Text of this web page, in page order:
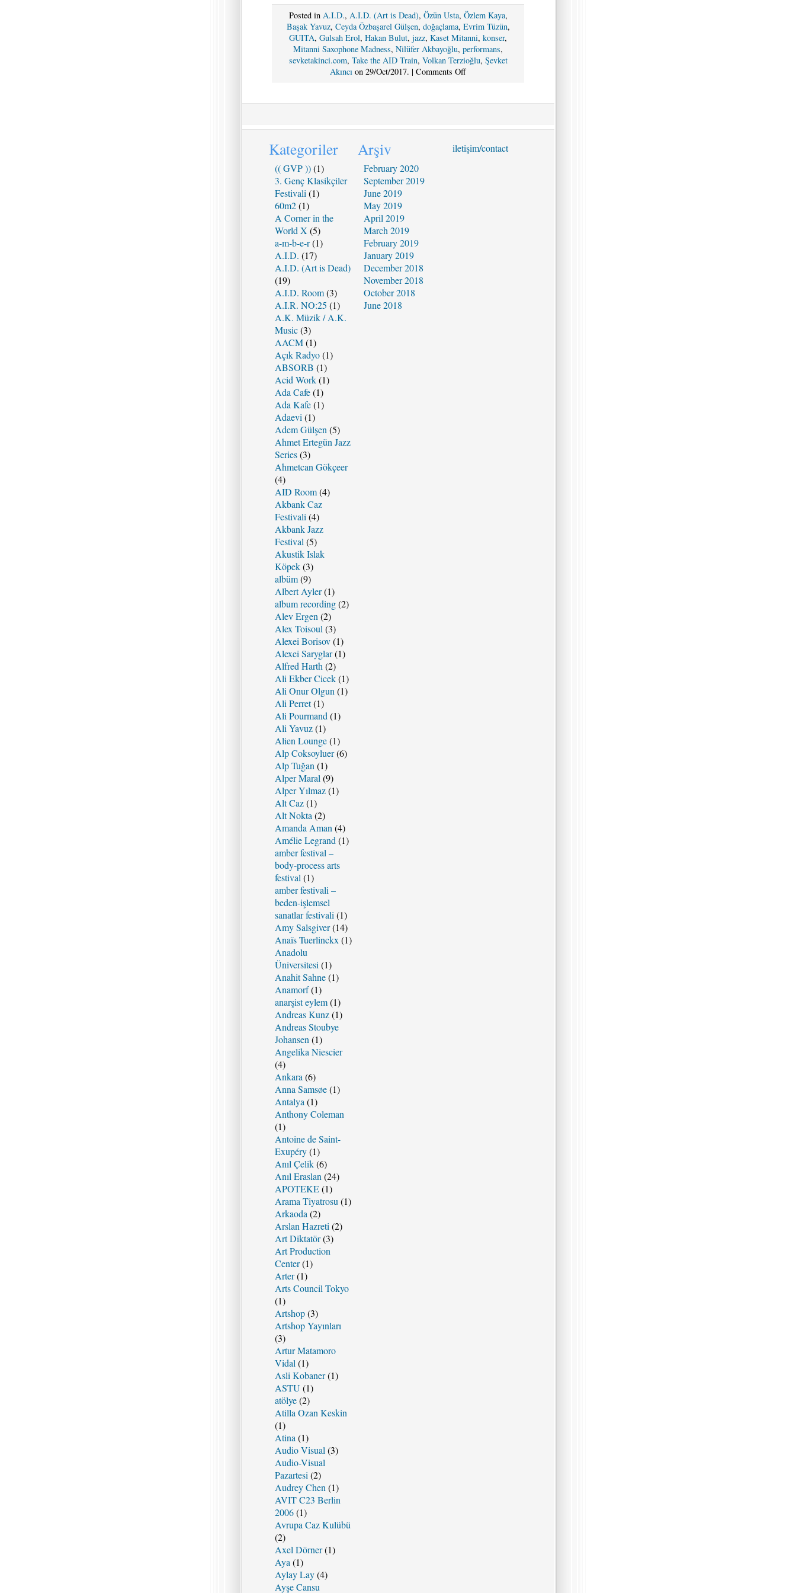
Posted in A.I.D., A.I.D. (Art is Dead), Özün Usta, Özlem Kaya,
Başak Yavuz, Ceyda Özbaşarel Gülşen, doğaçlama, Evrim Tüzün,
GUITA, Gulsah Erol, Hakan Bulut, jazz, Kaset Mitanni, konser,
Mitanni Saxophone Madness, Nilüfer Akbayoğlu, performans,
sevketakinci.com, Take the AID Train, Volkan Terzioğlu, Şevket
Akıncı on 29/Oct/2017. | Comments Offon
SALI
EKIM
Take
AID
Kategoriler
(( GVP ))(1)
3. Genç Klasikçiler
Festivali (1)
60m2(1)
A Corner in the
World X (5)
a-m-b-e-r(1)
A.I.D. (17)
A.I.D. (Art is Dead)
(19)
A.I.D. Room(3)
A.I.R. NO:25 (1)
A.K. Müzik / A.K.
Music(3)
AACM(1)
Açık Radyo(1)
ABSORB (1)
Acid Work(1)
Ada Cafe(1)
Ada Kafe(1)
Adaevi (1)
Adem Gülşen (5)
Ahmet Ertegün Jazz
Series(3)
Ahmetcan Gökçeer
(4)
AID Room(4)
Akbank Caz
Festivali (4)
Akbank Jazz
Festival (5)
Akustik Islak
Köpek(3)
albüm(9)
Albert Ayler(1)
album recording(2)
Alev Ergen (2)
Alex Toisoul (3)
Alexei Borisov(1)
Alexei Saryglar(1)
Alfred Harth (2)
Ali Ekber Cicek(1)
Ali Onur Olgun (1)
Ali Perret(1)
Ali Pourmand (1)
Ali Yavuz(1)
Alien Lounge(1)
Alp Coksoyluer(6)
Alp Tuğan (1)
Alper Maral (9)
Alper Yılmaz(1)
Alt Caz(1)
Alt Nokta (2)
Amanda Aman (4)
Amélie Legrand (1)
amber festival –
body-process arts
festival (1)
amber festivali –
beden-işlemsel
sanatlar festivali (1)
Amy Salsgiver(14)
Anaïs Tuerlinckx (1)
Anadolu
Üniversitesi (1)
Anahit Sahne(1)
Anamorf(1)
anarşist eylem(1)
Andreas Kunz(1)
Andreas Stoubye
Johansen (1)
Angelika Niescier
(4)
Ankara (6)
Anna Samsøe(1)
Antalya (1)
Anthony Coleman
(1)
Antoine de Saint-
Exupéry(1)
Anıl Çelik(6)
Anıl Eraslan (24)
APOTEKE(1)
Arama Tiyatrosu (1)
Arkaoda (2)
Arslan Hazreti (2)
Art Diktatör(3)
Art Production
Center(1)
Arter(1)
Arts Council Tokyo
(1)
Artshop(3)
Artshop Yayınları
(3)
Artur Matamoro
Vidal (1)
Asli Kobaner(1)
ASTU (1)
atölye(2)
Atilla Ozan Keskin
(1)
Atina (1)
Audio Visual (3)
Audio-Visual
Pazartesi (2)
Audrey Chen (1)
AVIT C23 Berlin
2006(1)
Avrupa Caz Kulübü
(2)
Axel Dörner(1)
Aya (1)
Aylay Lay(4)
Ayşe Cansu
Arşiv
February 2020
September 2019
June 2019
May 2019
April 2019
March 2019
February 2019
January 2019
December 2018
November 2018
October 2018
June 2018
iletişim/contact